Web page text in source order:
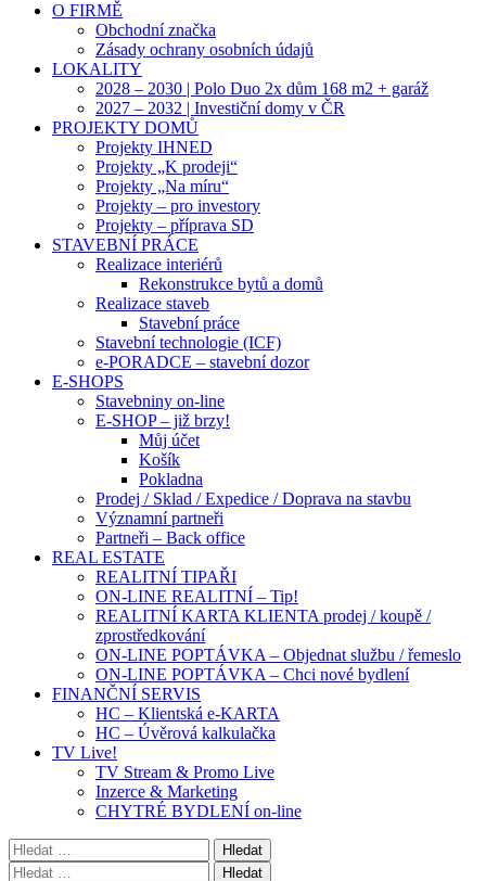
O FIRMĚ
Obchodní značka
Zásady ochrany osobních údajů
LOKALITY
2028 – 2030 | Polo Duo 2x dům 168 m2 + garáž
2027 – 2032 | Investiční domy v ČR
PROJEKTY DOMŮ
Projekty IHNED
Projekty „K prodeji“
Projekty „Na míru“
Projekty – pro investory
Projekty – příprava SD
STAVEBNÍ PRÁCE
Realizace interiérů
Rekonstrukce bytů a domů
Realizace staveb
Stavební práce
Stavební technologie (ICF)
e-PORADCE – stavební dozor
E-SHOPS
Stavebniny on-line
E-SHOP – již brzy!
Můj účet
Košík
Pokladna
Prodej / Sklad / Expedice / Doprava na stavbu
Významní partneři
Partneři – Back office
REAL ESTATE
REALITNÍ TIPAŘI
ON-LINE REALITNÍ – Tip!
REALITNÍ KARTA KLIENTA prodej / koupě /
zprostředkování
ON-LINE POPTÁVKA – Objednat službu / řemeslo
ON-LINE POPTÁVKA – Chci nové bydlení
FINANČNÍ SERVIS
HC – Klientská e-KARTA
HC – Úvěrová kalkulačka
TV Live!
TV Stream & Promo Live
Inzerce & Marketing
CHYTRÉ BYDLENÍ on-line
Vyhledávání
Vyhledávání